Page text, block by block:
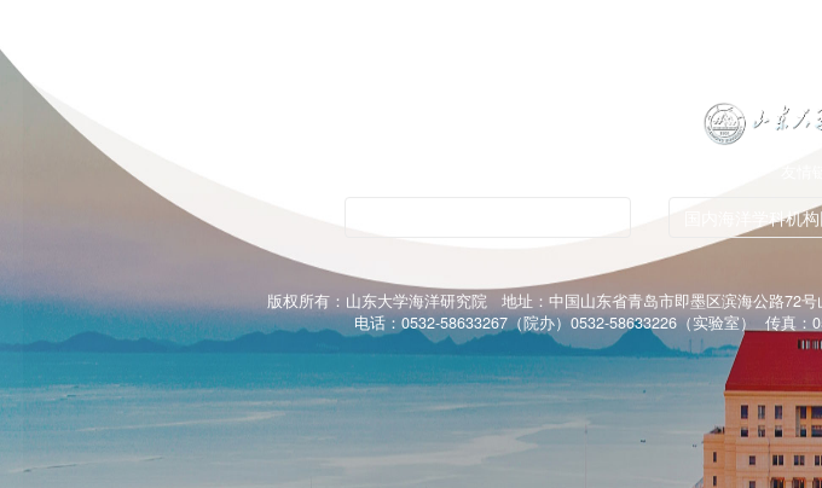
国内海洋学科机
版权所有：山东大学海洋研究院 地址：中国山东省青岛市即墨区滨海公路72
电话：0532-58633267（院办）0532-58633226（实验室） 传真